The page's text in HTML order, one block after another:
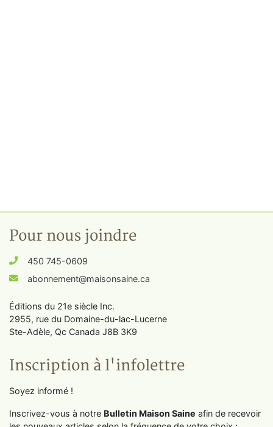
Pour nous joindre
450 745-0609
abonnement@maisonsaine.ca
Éditions du 21e siècle Inc.
2955, rue du Domaine-du-lac-Lucerne
Ste-Adèle, Qc Canada J8B 3K9
Inscription à l'infolettre
Soyez informé !
Inscrivez-vous à notre Bulletin Maison Saine afin de recevoir